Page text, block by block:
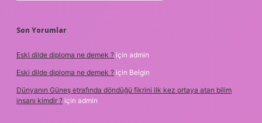
Son Yorumlar
Eski dilde diploma ne demek ? için admin
Eski dilde diploma ne demek ? için Belgin
Dünyanın Güneş etrafında döndüğü fikrini ilk kez ortaya atan bilim
insanı kimdir ? için admin